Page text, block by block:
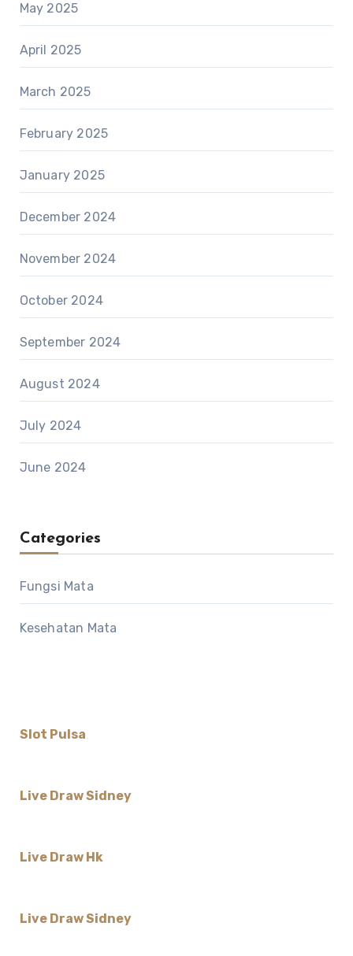
May 2025
April 2025
March 2025
February 2025
January 2025
December 2024
November 2024
October 2024
September 2024
August 2024
July 2024
June 2024
Categories
Fungsi Mata
Kesehatan Mata
Slot Pulsa
Live Draw Sidney
Live Draw Hk
Live Draw Sidney